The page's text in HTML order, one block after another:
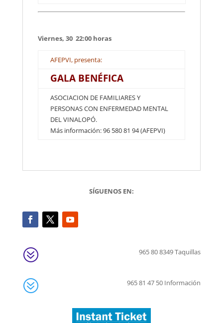
Viernes, 30 22:00 horas
AFEPVI, presenta:
GALA BENÉFICA
ASOCIACION DE FAMILIARES Y
PERSONAS CON ENFERMEDAD MENTAL
DEL VINALOPÓ.
Más información: 96 580 81 94 (AFEPVI)
SÍGUENOS EN:
? 965 80 8349 Taquillas
? 965 81 47 50 Información